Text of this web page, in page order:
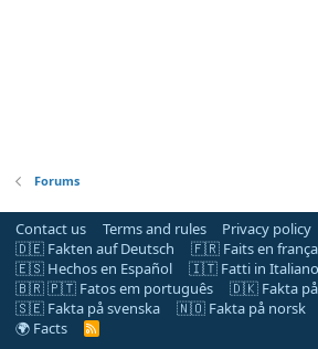
Forums
Contact us Terms and rules Privacy policy
🇩🇪 Fakten auf Deutsch
🇫🇷 Faits en
🇪🇸 Hechos en Español
🇮🇹 Fatti in Italiano
🇧🇷 🇵🇹 Fatos em português
🇩🇰 Fakta på
🇸🇪 Fakta på svenska
🇳🇴 Fakta på norsk
🌍 Facts
R